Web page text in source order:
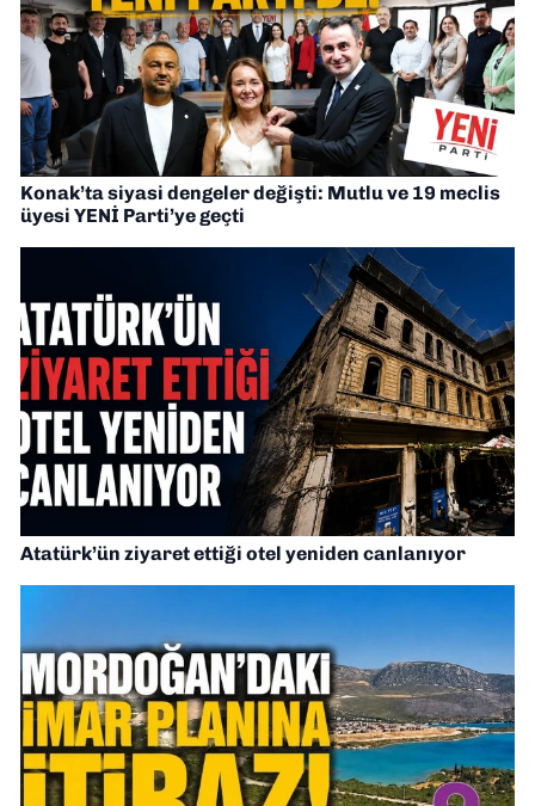
Konak’ta siyasi dengeler değişti: Mutlu ve 19 meclis
üyesi YENİ Parti’ye geçti
Atatürk’ün ziyaret ettiği otel yeniden canlanıyor